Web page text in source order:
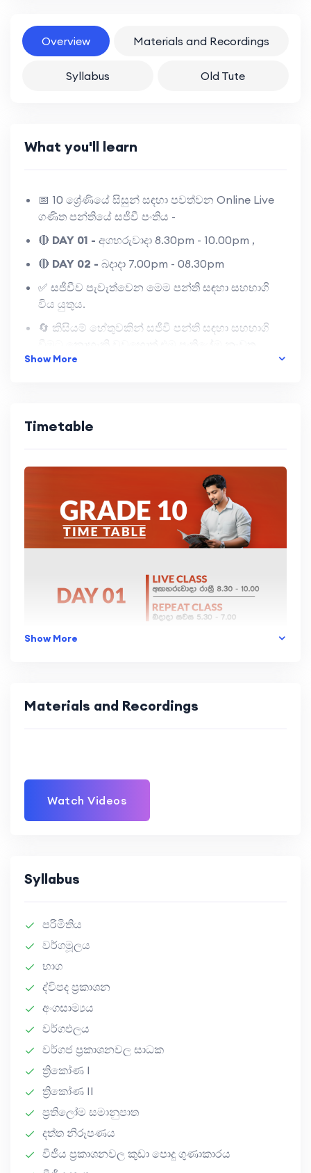
Overview Materials and Recordings
Syllabus Old Tute
What you'll learn
📅 10 ශ්‍රේණියේ සිසුන් සඳහා පවත්වන Online Live
ගණිත පන්තියේ සජීවී පංතිය -
🔴 DAY 01 - අගහරුවාදා 8.30pm - 10.00pm ,
🔴 DAY 02 - බදාදා 7.00pm - 08.30pm
✅ සජීවීව පැවැත්වෙන මෙම පන්ති සඳහා සහභාගි
විය යුතුය.
🔄 කිසියම් හේතුවකින් සජීවී පන්ති සඳහා සහභාගි
වීමට නොහැකි වුවහොත් එම පංතියේම නැවත
විකාශන පන්තියක් (Repeat Class) හරහා එම පංතිය
පැවැත්වේ.
📦 සෑම මාසෙකට අදාල නිබන්ධනය නිවසටම එවනු
ලැබේ.
Show More
Timetable
Show More
Materials and Recordings
Watch Videos
Syllabus
පරිමිතිය
වර්ගමූලය
භාග
ද්විපද ප්‍රකාශන
අංගසාම්‍යය
වර්ගඵලය
වර්ගජ ප්‍රකාශනවල සාධක
ත්‍රිකෝණ I
ත්‍රිකෝණ II
ප්‍රතිලෝම සමානුපාත
දත්ත නිරූපණය
වීජීය ප්‍රකාශනවල කුඩා පොදු ගුණාකාරය